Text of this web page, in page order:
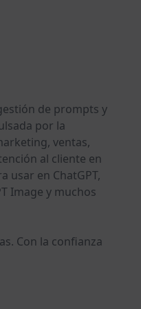
de prompts y
por la
ventas,
al cliente en
usar en ChatGPT,
Image y muchos
Con la confianza